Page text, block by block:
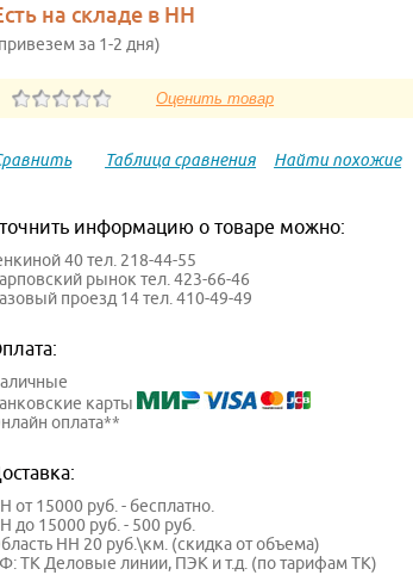
на складе в НН
за 1-2 дня)
Таблица сравнения Найти похожие
информацию о товаре можно:
40 тел. 218-44-55
рынок тел. 423-66-46
проезд 14 тел. 410-49-49
карты
оплата**
от 15000 руб. - бесплатно.
до 15000 руб. - 500 руб.
НН 20 руб.\км. (скидка от объема)
ТК Деловые линии, ПЭК и т.д. (по тарифам ТК)